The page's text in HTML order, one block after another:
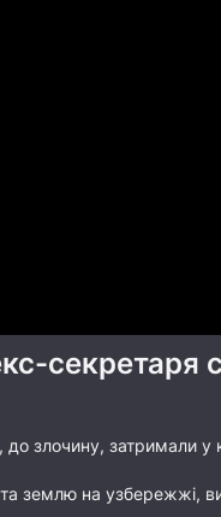
секретаря
злочину, затримали у
землю на узбережжі,